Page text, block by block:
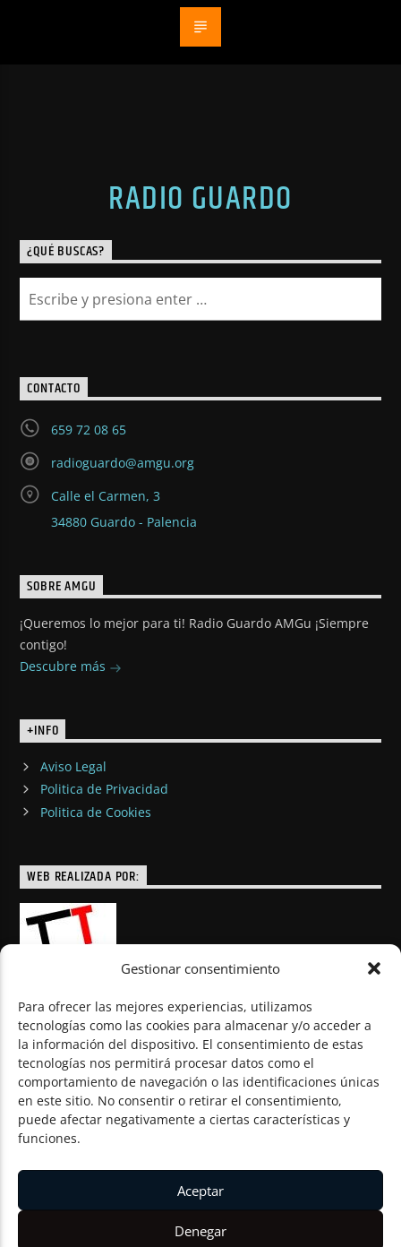
Gestionar consentimiento
Para ofrecer las mejores experiencias, utilizamos
tecnologías como las cookies para almacenar y/o acceder a
la información del dispositivo. El consentimiento de estas
tecnologías nos permitirá procesar datos como el
comportamiento de navegación o las identificaciones únicas
en este sitio. No consentir o retirar el consentimiento,
puede afectar negativamente a ciertas características y
funciones.
Aceptar
Denegar
RADIO GUARDO
¿QUÉ BUSCAS?
CONTACTO
659 72 08 65
radioguardo@amgu.org
Calle el Carmen, 3
34880 Guardo - Palencia
SOBRE AMGU
¡Queremos lo mejor para ti! Radio Guardo AMGu ¡Siempre
contigo!
Descubre más
+INFO
Aviso Legal
Politica de Privacidad
Politica de Cookies
WEB REALIZADA POR:
© Todos los derechos reservados